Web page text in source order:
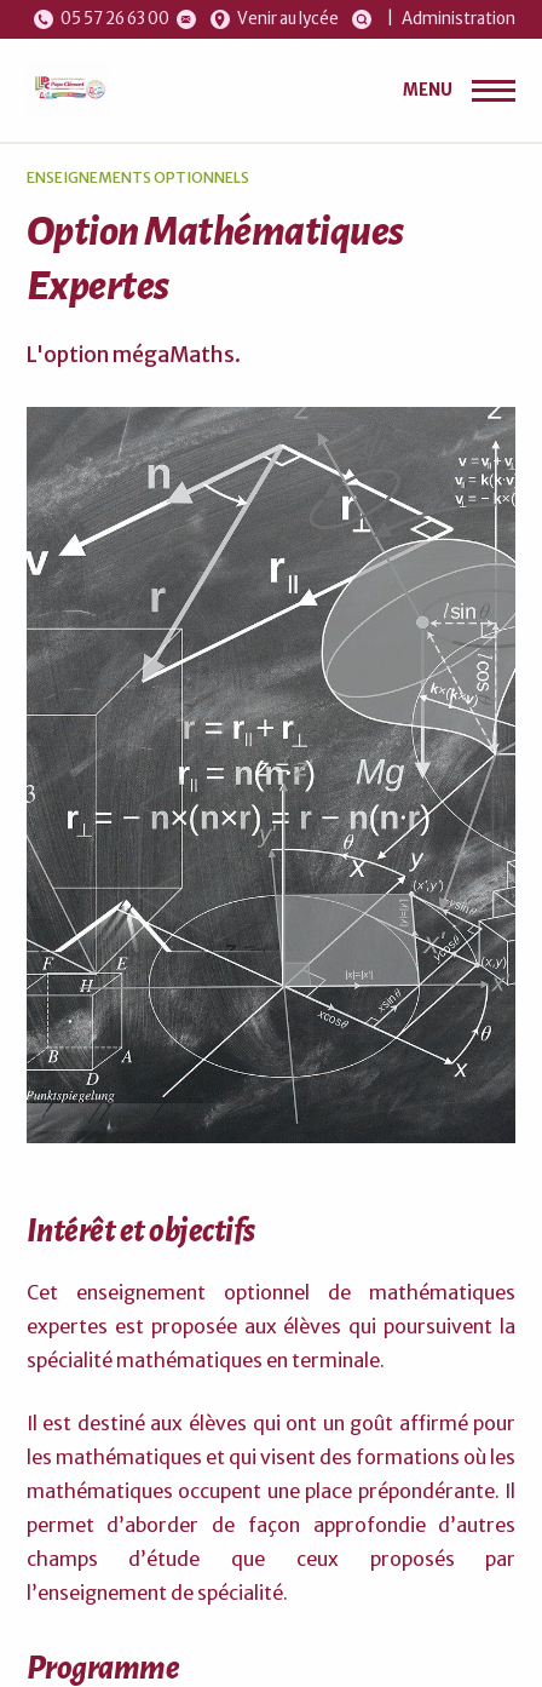
05 57 26 63 00 Venir au lycée |Administration
MENU
ENSEIGNEMENTS OPTIONNELS
Option Mathématiques
Expertes
L'option mégaMaths.
Intérêt et objectifs
Cet enseignement optionnel de mathématiques
expertes est proposée aux élèves qui poursuivent la
spécialité mathématiques en terminale.
Il est destiné aux élèves qui ont un goût affirmé pour
les mathématiques et qui visent des formations où les
mathématiques occupent une place prépondérante. Il
permet d’aborder de façon approfondie d’autres
champs d’étude que ceux proposés par
l’enseignement de spécialité.
Programme